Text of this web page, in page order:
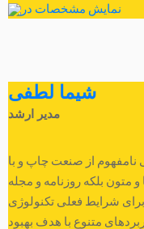
نمایش مشخصات در
شیما لطفی
مدیر ارشد
نامفهوم از صنعت چاپ و با
متون بلکه روزنامه و مجله
شرایط فعلی تکنولوژی
متنوع با هدف بهبود